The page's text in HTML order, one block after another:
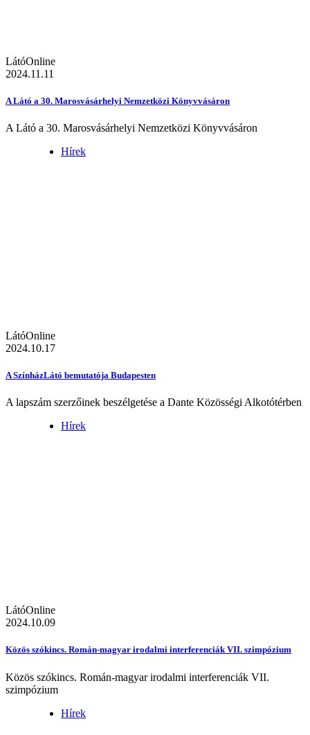
LátóOnline
2024.11.11
A Látó a 30. Marosvásárhelyi Nemzetközi Könyvvásáron
A Látó a 30. Marosvásárhelyi Nemzetközi Könyvvásáron
Hírek
LátóOnline
2024.10.17
A SzínházLátó bemutatója Budapesten
A lapszám szerzőinek beszélgetése a Dante Közösségi Alkotótérben
Hírek
LátóOnline
2024.10.09
Közös szókincs. Román-magyar irodalmi interferenciák VII. szimpózium
Közös szókincs. Román-magyar irodalmi interferenciák VII.
szimpózium
Hírek